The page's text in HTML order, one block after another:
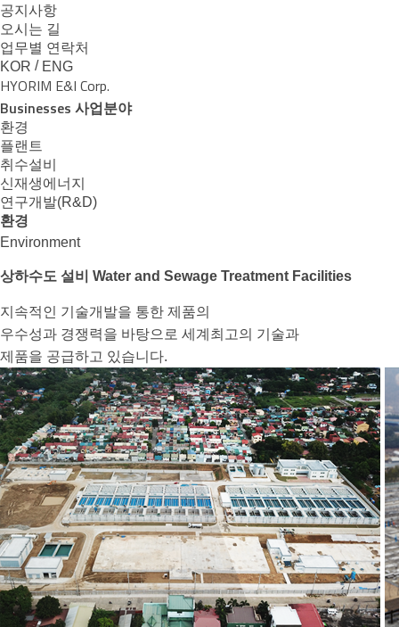
공지사항
오시는 길
업무별 연락처
KOR / ENG
HYORIM E&I Corp.
Businesses 사업분야
환경
플랜트
취수설비
신재생에너지
연구개발(R&D)
환경
Environment
상하수도 설비 Water and Sewage Treatment Facilities
지속적인 기술개발을 통한 제품의
우수성과 경쟁력을 바탕으로 세계최고의 기술과
제품을 공급하고 있습니다.